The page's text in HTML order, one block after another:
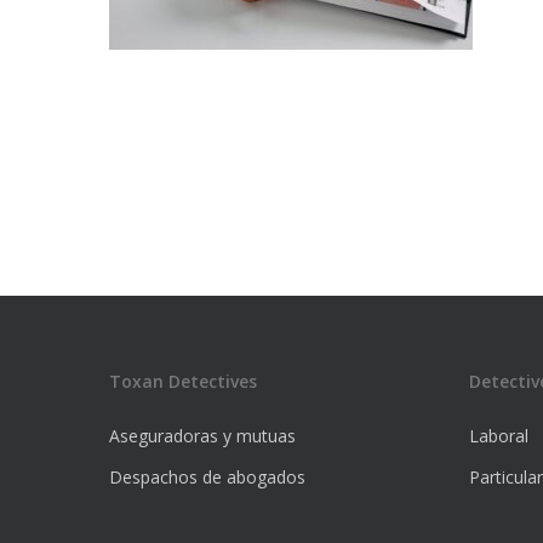
Toxan Detectives
Aseguradoras y mutuas
Despachos de abogados
Laboral